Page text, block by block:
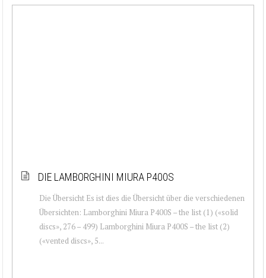
DIE LAMBORGHINI MIURA P400S
Die Übersicht Es ist dies die Übersicht über die verschiedenen
Übersichten: Lamborghini Miura P400S – the list (1) («solid
discs», 276 – 499) Lamborghini Miura P400S – the list (2)
(«vented discs», 5...